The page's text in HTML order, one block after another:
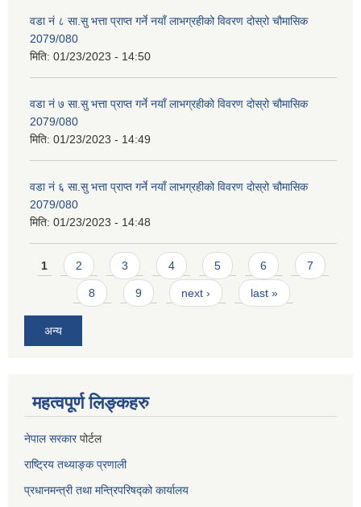
वडा नं ८ सा.सु भत्ता प्राप्त गर्ने नयाँ लाभग्रहीको विवरण दोस्रो चौमासिक
2079/080
मिति: 01/23/2023 - 14:50
वडा नं ७ सा.सु भत्ता प्राप्त गर्ने नयाँ लाभग्रहीको विवरण दोस्रो चौमासिक
2079/080
मिति: 01/23/2023 - 14:49
वडा नं ६ सा.सु भत्ता प्राप्त गर्ने नयाँ लाभग्रहीको विवरण दोस्रो चौमासिक
2079/080
मिति: 01/23/2023 - 14:48
Pages
1 2 3 4 5 6 7
8 9 next › last »
अन्य
महत्वपूर्ण लिङ्कहरु
नेपाल सरकारपोर्टल
राष्ट्रिय तथ्याङ्क प्रणाली
प्रधानमन्त्री तथा मन्त्रिपरिषद्को कार्यालय